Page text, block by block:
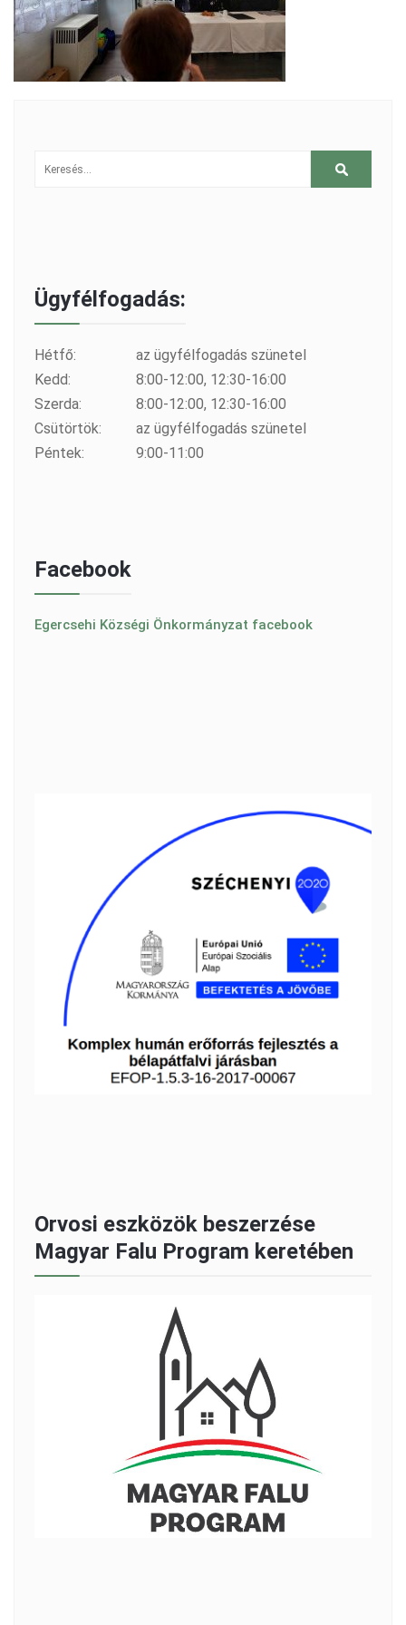
Ügyfélfogadás:
Hétfő:
az ügyfélfogadás szünetel
Kedd:
8:00-12:00, 12:30-16:00
Szerda:
8:00-12:00, 12:30-16:00
Csütörtök:
az ügyfélfogadás szünetel
Péntek:
9:00-11:00
Facebook
Egercsehi Községi Önkormányzat facebook
Orvosi eszközök beszerzése
Magyar Falu Program keretében